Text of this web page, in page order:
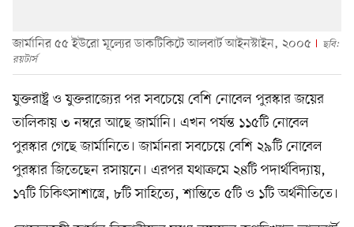
জার্মানির ৫৫ ইউরো মূল্যের ডাকটিকিটে আলবার্ট আইনস্টাইন, ২০০৫
ছবি:
রয়টার্স
যুক্তরাষ্ট্র ও যুক্তরাজ্যের পর সবচেয়ে বেশি নোবেল পুরস্কার জয়ের
তালিকায় ৩ নম্বরে আছে জার্মানি। এখন পর্যন্ত ১১৫টি নোবেল
পুরস্কার গেছে জার্মানিতে। জার্মানরা সবচেয়ে বেশি ২৯টি নোবেল
পুরস্কার জিতেছেন রসায়নে। এরপর যথাক্রমে ২৪টি পদার্থবিদ্যায়,
১৭টি চিকিৎসাশাস্ত্রে, ৮টি সাহিত্যে, শান্তিতে ৫টি ও ১টি অর্থনীতিতে।